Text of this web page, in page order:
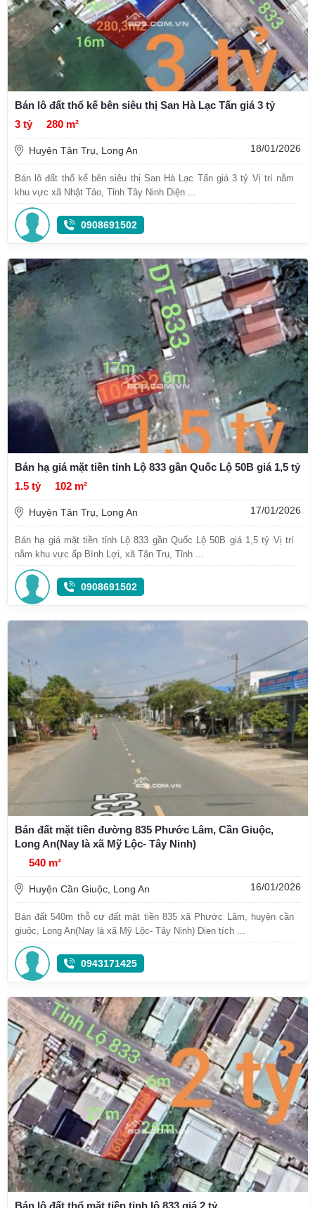
Bán lô đất thổ kế bên siêu thị San Hà Lạc Tấn giá 3 tỷ
3 tỷ
280 m²
Huyện Tân Trụ, Long An 18/01/2026
Bán lô đất thổ kế bên siêu thị San Hà Lạc Tấn giá 3 tỷ Vị trí nằm
khu vực xã Nhật Tảo, Tỉnh Tây Ninh Diện ...
0908691502
Bán hạ giá mặt tiền tỉnh Lộ 833 gần Quốc Lộ 50B giá 1,5 tỷ
1.5 tỷ
102 m²
Huyện Tân Trụ, Long An 17/01/2026
Bán hạ giá mặt tiền tỉnh Lộ 833 gần Quốc Lộ 50B giá 1,5 tỷ Vị trí
nằm khu vực ấp Bình Lợi, xã Tân Trụ, Tỉnh ...
0908691502
Bán đất mặt tiền đường 835 Phước Lâm, Cần Giuộc,
Long An(Nay là xã Mỹ Lộc- Tây Ninh)
540 m²
Huyện Cần Giuộc, Long An 16/01/2026
Bán đất 540m thỗ cư đất mặt tiền 835 xã Phước Lâm, huyện cần
giuộc, Long An(Nay là xã Mỹ Lộc- Tây Ninh) Dien tích ...
0943171425